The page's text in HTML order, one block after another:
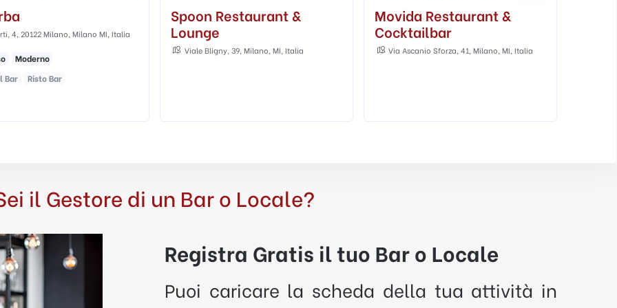
Restaurant &
Movida Restaurant &
Cocktailbar
Via Ascanio Sforza, 41, Milano, MI, Italia
Surfer's Garden
Surfer's Garden, Piazza Caduti del Lavoro,
5, 20141 Milano, Milano MI, Italia
il Gestore di un Bar o Locale?
Registra Gratis il tuo Bar o Locale
Puoi caricare la scheda della tua attività in